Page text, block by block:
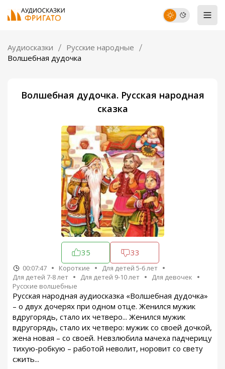
Аудиосказки
Русские народные
Волшебная дудочка
Волшебная дудочка. Русская народная
сказка
35 33
00:07:47 Короткие
Для детей 5-6 лет
Для детей 7-8 лет
Для детей 9-10 лет
Для девочек
Русские волшебные
Русская народная аудиосказка «Волшебная дудочка»
– о двух дочерях при одном отце. Женился мужик
вдругорядь, стало их четверо... Женился мужик
вдругорядь, стало их четверо: мужик со своей дочкой,
жена новая – со своей. Невзлюбила мачеха падчерицу
тихую-робкую – работой неволит, норовит со свету
сжить...